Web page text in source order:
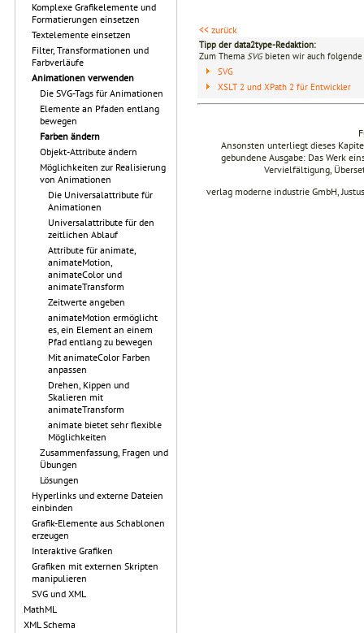
Komplexe Grafikelemente und
Formatierungen einsetzen
Textelemente einsetzen
Filter, Transformationen und
Farbverläufe
Animationen verwenden
Die SVG-Tags für Animationen
Elemente an Pfaden entlang
bewegen
Farben ändern
Objekt-Attribute ändern
Möglichkeiten zur Realisierung
von Animationen
Die Universalattribute für
Animationen
Universalattribute für den
zeitlichen Ablauf
Attribute für animate,
animateMotion,
animateColor und
animateTransform
Zeitwerte angeben
animateMotion ermöglicht
es, ein Element an einem
Pfad entlang zu bewegen
Mit animateColor Farben
anpassen
Drehen, Kippen und
Skalieren mit
animateTransform
animate bietet sehr flexible
Möglichkeiten
Zusammenfassung, Fragen und
Übungen
Lösungen
Hyperlinks und externe Dateien
einbinden
Grafik-Elemente aus Schablonen
erzeugen
Interaktive Grafiken
Grafiken mit externen Skripten
manipulieren
SVG und XML
MathML
XML Schema
<< zurück
Tipp der data2type-Redaktion:
Zum Thema SVGbieten wir auch folgende
SVG
XSLT 2 und XPath 2 für Entwickler
Ansonsten unterliegt dieses
gebundene Ausgabe: Das Werk
Vervielfältigung,
verlag moderne industrie GmbH,